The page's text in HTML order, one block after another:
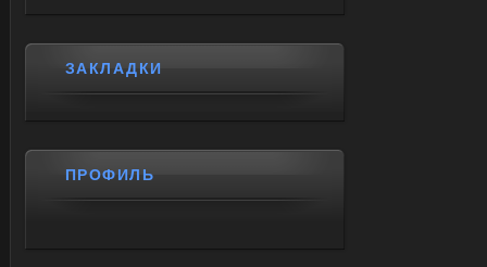
ЗАКЛАДКИ
ПРОФИЛЬ